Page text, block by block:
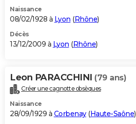
Naissance
08/02/1928 à Lyon (Rhône)
Décès
13/12/2009 à Lyon (Rhône)
Leon PARACCHINI (79 ans)
Créer une cagnotte obsèques
Naissance
28/09/1929 à Corbenay(Haute-Saône)